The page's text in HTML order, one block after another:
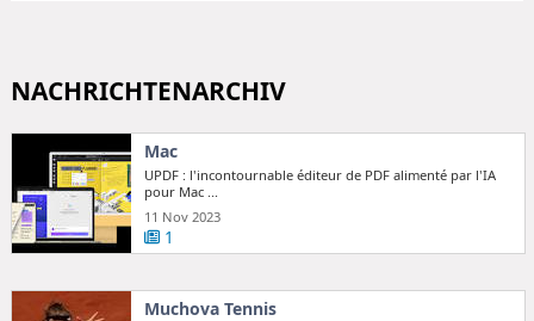
NACHRICHTENARCHIV
Mac
UPDF : l'incontournable éditeur de PDF alimenté par l'IA
pour Mac ...
11 Nov 2023
1
Muchova Tennis